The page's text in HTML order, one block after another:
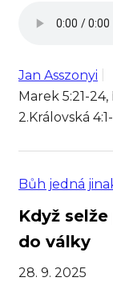
Jan Asszonyi
Marek 5:21-
2.Královská
Bůh jedná
Když
do války
28. 9. 2025